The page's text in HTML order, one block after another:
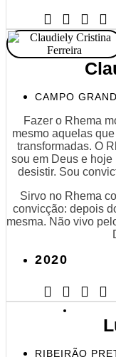
   
CAMPO
Fazer o Rhema
mesmo aquelas
transformadas. O
sou em Deus e
desistir. Sou
Sirvo no Rhema
convicção: depois
mesma. Não vivo
2020
   
RIBEIRÃO